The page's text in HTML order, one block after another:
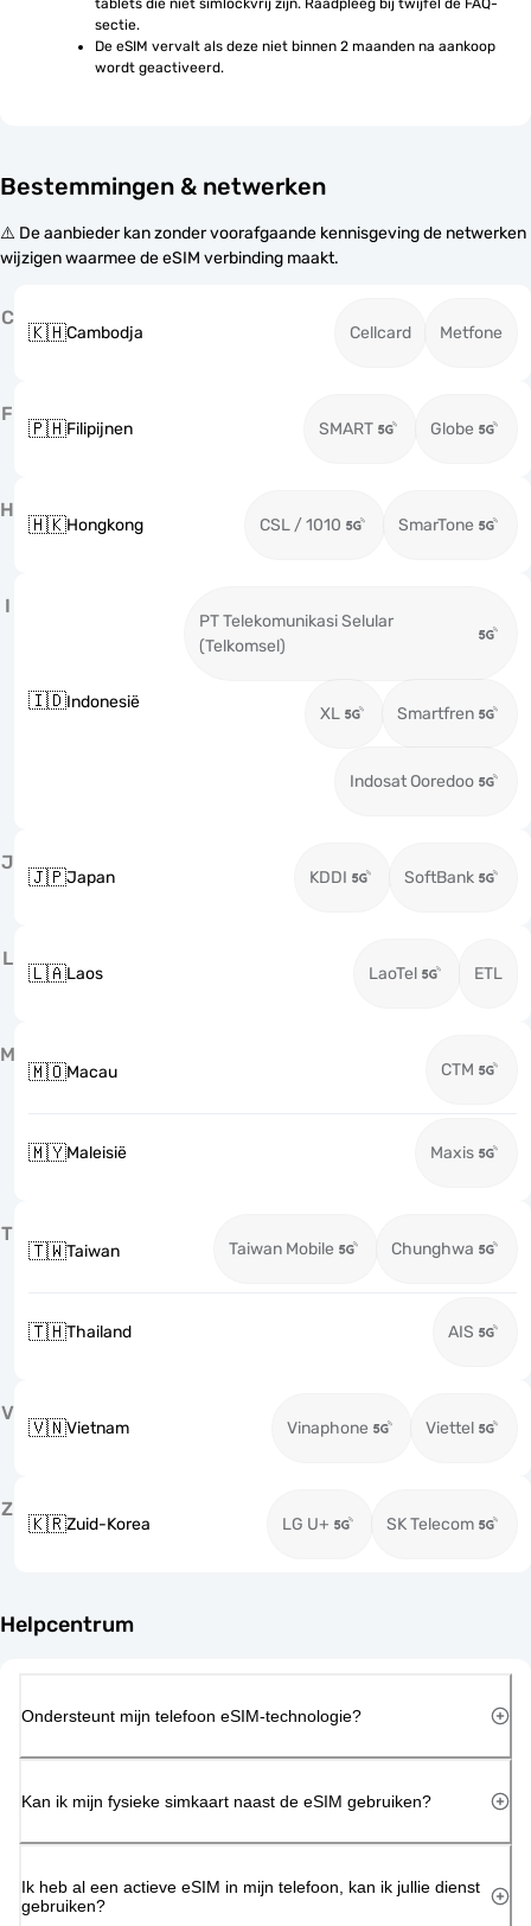
tablets die niet simlockvrij zijn. Raadpleeg bij twijfel de FAQ-
sectie.
De eSIM vervalt als deze niet binnen 2 maanden na aankoop
wordt geactiveerd.
Bestemmingen & netwerken
⚠️ De aanbieder kan zonder voorafgaande kennisgeving de netwerken
wijzigen waarmee de eSIM verbinding maakt.
C
🇰🇭Cambodja Cellcard Metfone
F
🇵🇭Filipijnen SMART Globe
H
🇭🇰Hongkong CSL / 1010 SmarTone
I
🇮🇩Indonesië
PT Telekomunikasi Selular
(Telkomsel)
XL Smartfren
Indosat Ooredoo
J
🇯🇵Japan KDDI SoftBank
L
🇱🇦Laos LaoTel ETL
M
🇲🇴Macau CTM
🇲🇾Maleisië Maxis
T
🇹🇼Taiwan Taiwan Mobile Chunghwa
🇹🇭Thailand AIS
V
🇻🇳Vietnam Vinaphone Viettel
Z
🇰🇷Zuid-Korea LG U+ SK Telecom
Helpcentrum
Ondersteunt mijn telefoon eSIM-technologie?
Kan ik mijn fysieke simkaart naast de eSIM gebruiken?
Ik heb al een actieve eSIM in mijn telefoon, kan ik jullie dienst
gebruiken?